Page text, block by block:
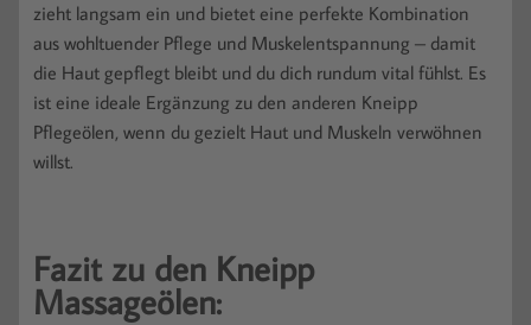
zieht langsam ein und bietet eine perfekte Kombination
aus wohltuender Pflege und Muskelentspannung – damit
die Haut gepflegt bleibt und du dich rundum vital fühlst. Es
ist eine ideale Ergänzung zu den anderen Kneipp
Pflegeölen, wenn du gezielt Haut und Muskeln verwöhnen
willst.
Fazit zu den Kneipp
Massageölen: